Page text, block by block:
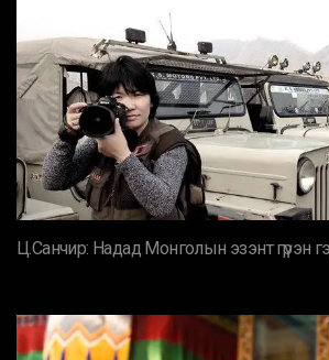
Ц.Санчир: Надад Монголын эзэнт гүрэн